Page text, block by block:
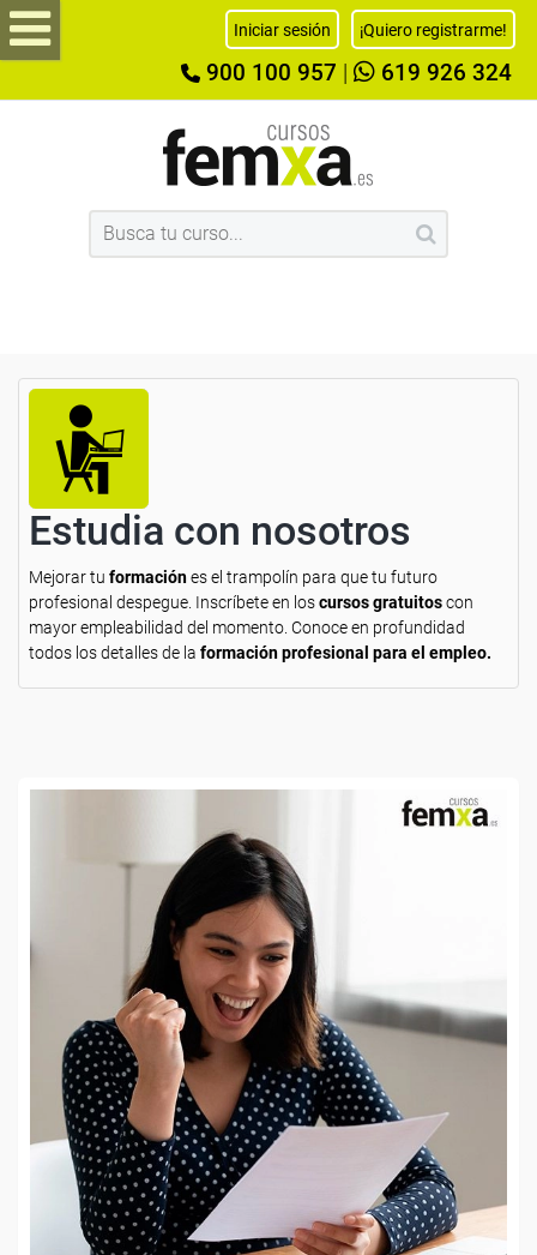
Iniciar sesión ¡Quiero registrarme!
900 100 957 619 926 324
Estudia con nosotros
Mejorar tu formaciónes el trampolín para que tu futuro
profesional despegue. Inscríbete en loscursos gratuitoscon
mayor empleabilidad del momento. Conoce en profundidad
todos los detalles de la formación profesional para el empleo.